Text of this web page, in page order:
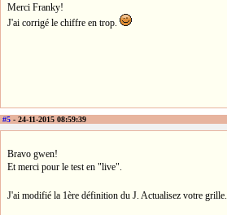
Merci Franky!
J'ai corrigé le chiffre en trop.
#5 - 24-11-2015 08:59:39
Bravo gwen!
Et merci pour le test en "live".
J'ai modifié la 1ère définition du J. Actualisez votre grille.